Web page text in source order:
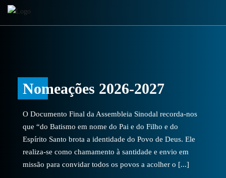
Nomeações 2026-2027
O Documento Final da Assembleia Sinodal recorda-nos
que “do Batismo em nome do Pai e do Filho e do
Espírito Santo brota a identidade do Povo de Deus. Ele
realiza-se como chamamento à santidade e envio em
missão para convidar todos os povos a acolher o [...]